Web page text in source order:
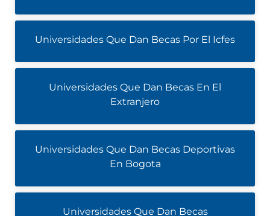
Universidades Que Dan Becas Por El Icfes
Universidades Que Dan Becas En El
Extranjero
Universidades Que Dan Becas Deportivas
En Bogota
Universidades Que Dan Becas